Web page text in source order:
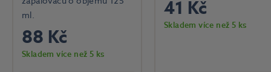
ml.
88 Kč
Skladem více než 5 ks
41 Kč
Skladem více než 5 ks